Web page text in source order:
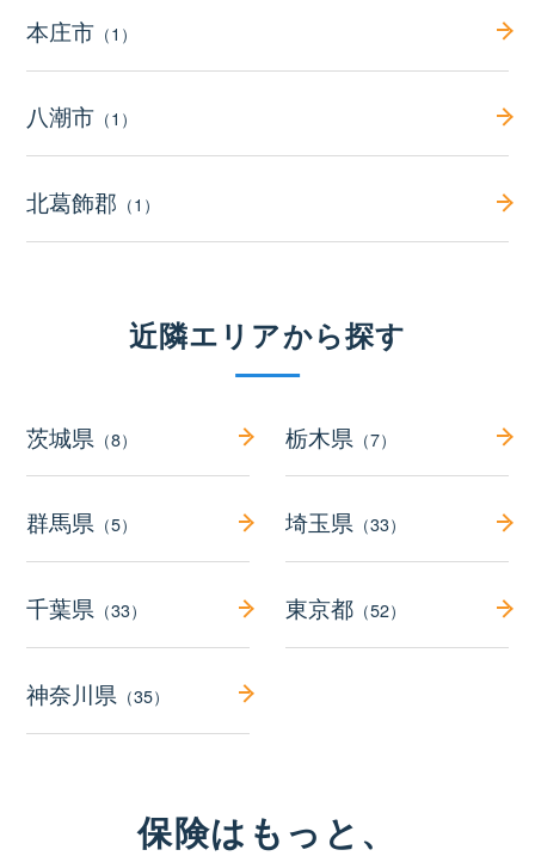
本庄市 （1）
八潮市 （1）
北葛飾郡 （1）
近隣エリアから探す
茨城県 （8） 栃木県 （7）
群馬県 （5） 埼玉県（33）
千葉県 （33） 東京都（52）
神奈川県 （35）
保険はもっと、